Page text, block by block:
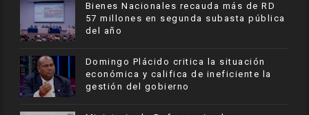
Bienes Nacionales recauda más de RD
57 millones en segunda subasta pública
del año
​Domingo Plácido critica la situación
económica y califica de ineficiente la
gestión del gobierno